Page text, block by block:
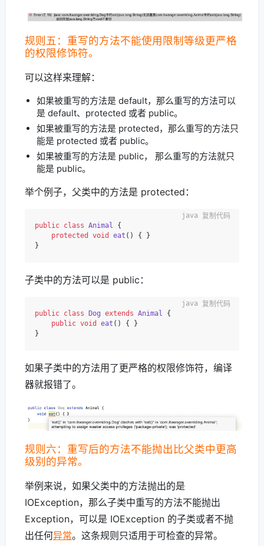
规则五：重写的方法不能使用限制等级更严格
的权限修饰符。
可以这样来理解：
如果被重写的方法是 default，那么重写的方法可以
是 default、protected 或者 public。
如果被重写的方法是 protected，那么重写的方法只
能是 protected 或者 public。
如果被重写的方法是 public， 那么重写的方法就只
能是 public。
举个例子，父类中的方法是 protected：
public class Animal
{
protected
void eat ()
{ }
复制代码
子类中的方法可以是 public：
public class Dog extends Animal
{
public void eat ()
{ }
复制代码
如果子类中的方法用了更严格的权限修饰符，编译
器就报错了。
规则六：重写后的方法不能抛出比父类中更高
级别的异常。
举例来说，如果父类中的方法抛出的是
IOException，那么子类中重写的方法不能抛出
Exception，可以是 IOException 的子类或者不抛
出任何异常。这条规则只适用于可检查的异常。